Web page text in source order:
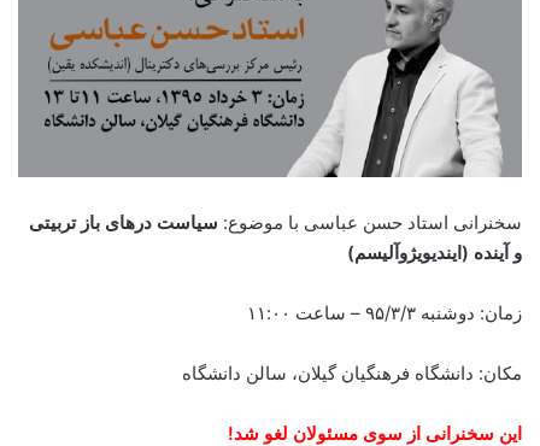
سخنرانی استاد حسن عباسی با موضوع: سیاست درهای باز تربیتی
و آینده (اينديويژوآليسم)
زمان: دوشنبه ۹۵/۳/۳ – ساعت ۱۱:۰۰
مکان: دانشگاه فرهنگیان گيلان، سالن دانشگاه
این سخنرانی از سوی مسئولان لغو شد!